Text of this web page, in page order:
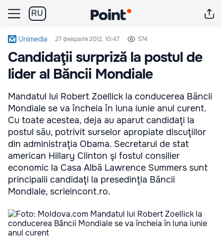
RU
Unimedia 27 февраля 2012, 10:47 574
Candidaţii surpriză la postul de
lider al Băncii Mondiale
Mandatul lui Robert Zoellick la conducerea Băncii
Mondiale se va încheia în luna iunie anul curent.
Cu toate acestea, deja au aparut candidaţi la
postul său, potrivit surselor apropiate discuţiilor
din administraţia Obama. Secretarul de stat
american Hillary Clinton şi fostul consilier
economic la Casa Albă Lawrence Summers sunt
principalii candidaţi la presedinţia Băncii
Mondiale, scrieincont.ro.